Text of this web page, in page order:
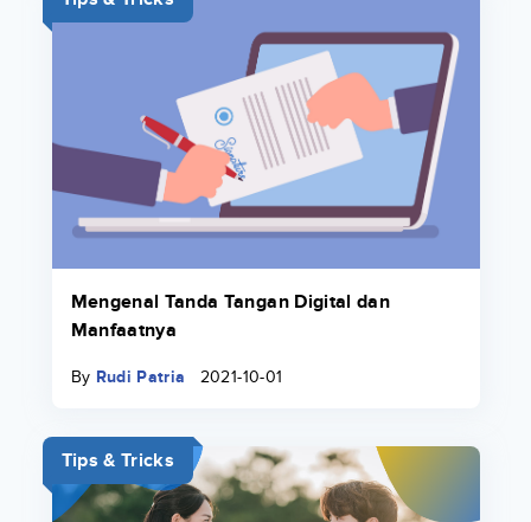
Mengenal Tanda Tangan Digital dan
Manfaatnya
By Rudi Patria 2021-10-01
Tips & Tricks